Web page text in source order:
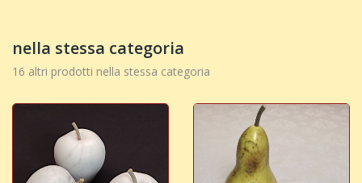
nella stessa categoria
16 altri prodotti nella stessa categoria